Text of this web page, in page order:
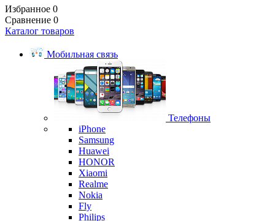
Избранное 0
Сравнение 0
Каталог товаров
Мобильная связь
Телефоны
iPhone
Samsung
Huawei
HONOR
Xiaomi
Realme
Nokia
Fly
Philips